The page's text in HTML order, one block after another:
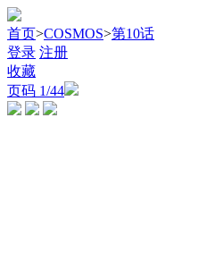
首页>COSMOS>第10话
登录 注册
收藏
页码 1/44